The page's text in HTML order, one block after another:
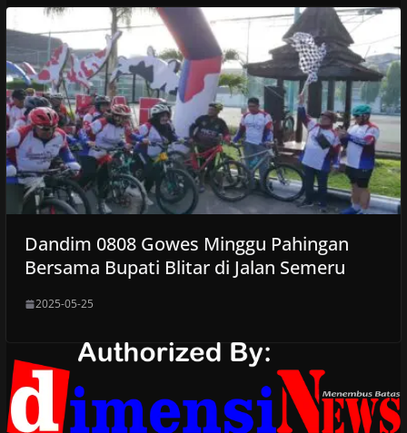
Dandim 0808 Gowes Minggu Pahingan
Bersama Bupati Blitar di Jalan Semeru
2025-05-25